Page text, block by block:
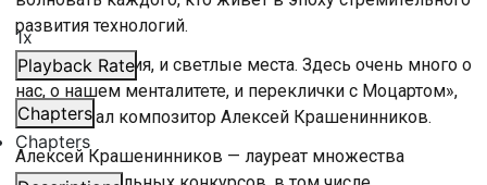
1x
Playback Rate
Chapters
Chapters
развития технологий.
«Есть и трагедия, и светлые места. Здесь очень много о
нас, о нашем менталитете, и переклички с Моцартом»,
— рассказал композитор Алексей Крашенинников.
Алексей Крашенинников — лауреат множества